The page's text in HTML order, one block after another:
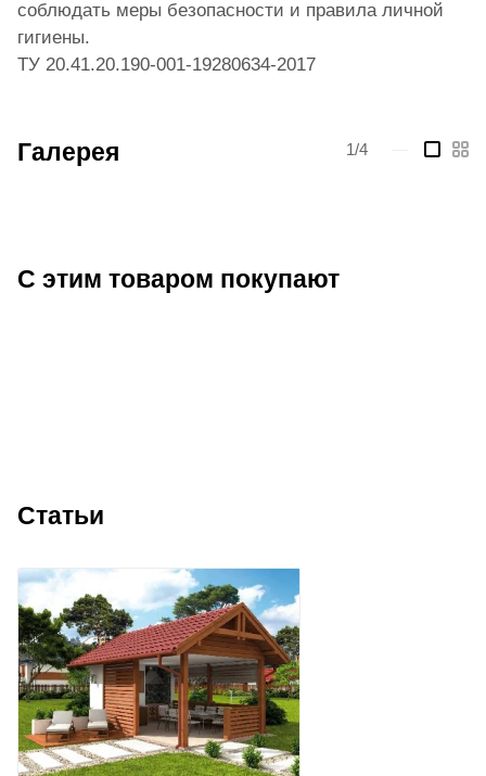
соблюдать меры безопасности и правила личной
гигиены.
ТУ 20.41.20.190-001-19280634-2017
Галерея 1/4
С этим товаром покупают
Статьи